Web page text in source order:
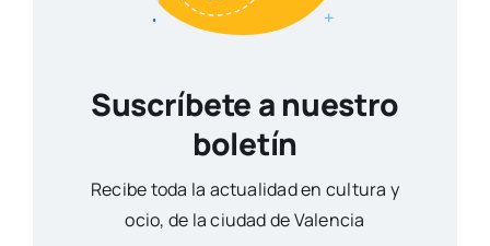
Congreso de Misterio e Historia
del Ateneo Mercantil